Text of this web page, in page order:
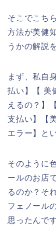
そこでこち
方法が美健
うかの解説
まず、私自
払い】【 美
えるの？】
支払い】【
エラー】と
そのように
ールのお店
るのか？そ
フェノール
思ったんで